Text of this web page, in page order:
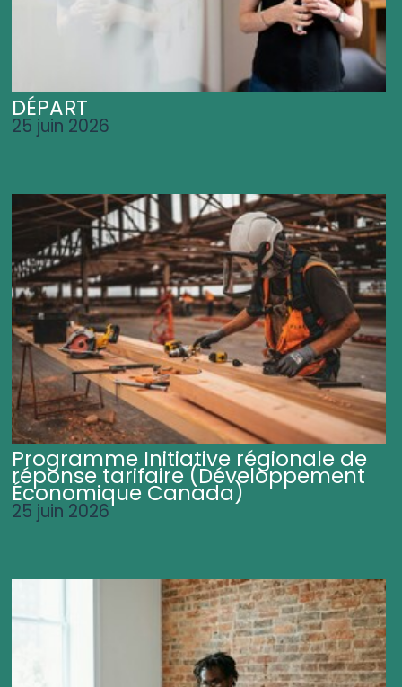
DÉPART
25 juin 2026
Programme Initiative régionale de
réponse tarifaire (Développement
Économique Canada)
25 juin 2026